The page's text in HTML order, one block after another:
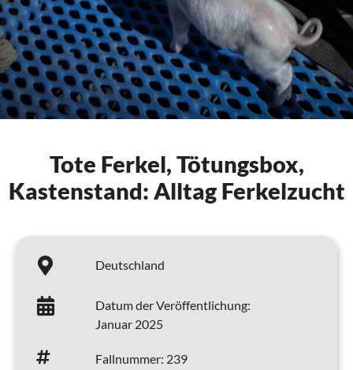
Tote Ferkel, Tötungsbox,
Kastenstand: Alltag Ferkelzucht
Deutschland
Datum der Veröffentlichung:
Januar 2025
Fallnummer: 239